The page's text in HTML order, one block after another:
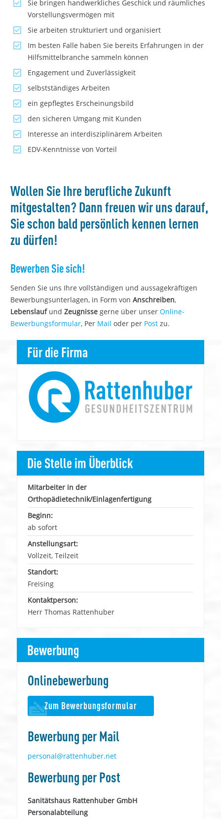
Sie bringen handwerkliches Geschick und räumliches
Vorstellungsvermögen mit
Sie arbeiten strukturiert und organisiert
Im besten Falle haben Sie bereits Erfahrungen in der
Hilfsmittelbranche sammeln können
Engagement und Zuverlässigkeit
selbstständiges Arbeiten
ein gepflegtes Erscheinungsbild
den sicheren Umgang mit Kunden
Interesse an interdisziplinärem Arbeiten
EDV-Kenntnisse von Vorteil
Wollen Sie Ihre berufliche Zukunft
mitgestalten? Dann freuen wir uns darauf,
Sie schon bald persönlich kennen lernen
zu dürfen!
Bewerben Sie sich!
Senden Sie uns Ihre vollständigen und aussagekräftigen
Bewerbungsunterlagen, in Form von Anschreiben,
Lebenslaufund Zeugnisse gerne über unser Online-
Bewerbungsformular, Per Mail oder per Post zu.
Für die Firma
Die Stelle im Überblick
Mitarbeiter in der
Orthopädietechnik/Einlagenfertigung
Beginn:
ab sofort
Anstellungsart:
Vollzeit, Teilzeit
Standort:
Freising
Kontaktperson:
Herr Thomas Rattenhuber
Bewerbung
Onlinebewerbung
Zum Bewerbungsformular
Bewerbung per Mail
personal@rattenhuber.net
Bewerbung per Post
Sanitätshaus Rattenhuber GmbH
Personalabteilung